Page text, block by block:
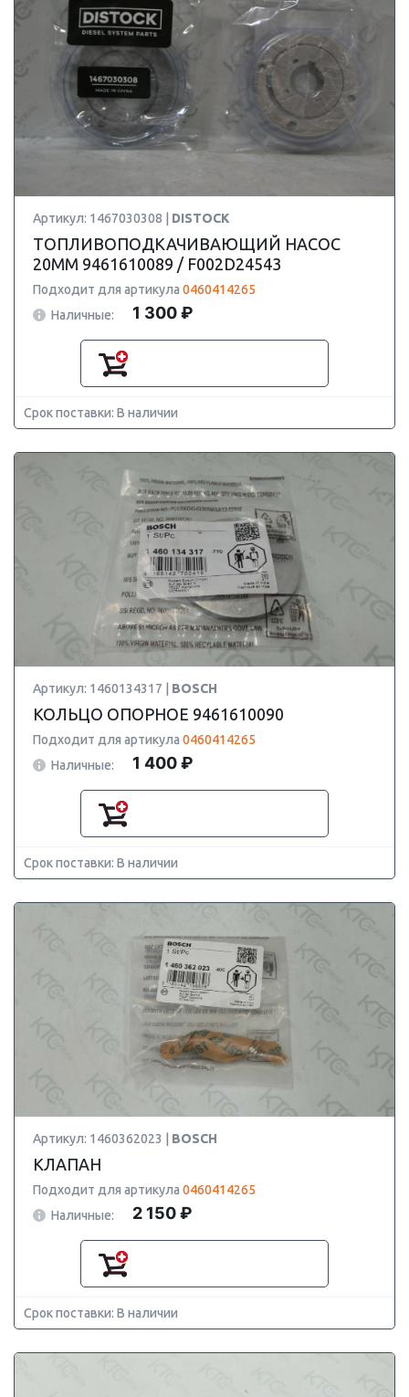
Артикул: 1467030308 | DISTOCK
ТОПЛИВОПОДКАЧИВАЮЩИЙ НАСОС
20MM 9461610089 / F002D24543
Подходит для артикула 0460414265
Наличные:
1 300 ₽
Срок поставки: В наличии
Артикул: 1460134317 | BOSCH
КОЛЬЦО ОПОРНОЕ 9461610090
Подходит для артикула 0460414265
Наличные:
1 400 ₽
Срок поставки: В наличии
Артикул: 1460362023 | BOSCH
КЛАПАН
Подходит для артикула 0460414265
Наличные:
2 150 ₽
Срок поставки: В наличии